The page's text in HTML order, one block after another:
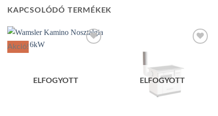
KAPCSOLÓDÓ TERMÉKEK
Akció!
ELFOGYOTT ELFOGYOTT